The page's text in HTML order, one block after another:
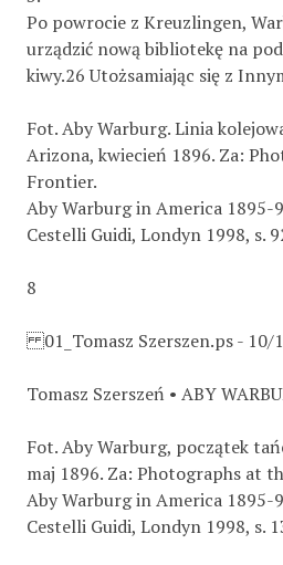
Po powrocie z Kreuzlingen,
urządzić nową bibliotekę na
kiwy.26 Utożsamiając się z
Fot. Aby Warburg. Linia
Arizona, kwiecień 1896. Za:
Frontier.
Aby Warburg in America 1895-
Cestelli Guidi, Londyn 1998, s.
8
01_Tomasz Szerszen.ps - 10/
Tomasz Szerszeń • ABY
Fot. Aby Warburg, początek
maj 1896. Za: Photographs at
Aby Warburg in America 1895-
Cestelli Guidi, Londyn 1998, s.